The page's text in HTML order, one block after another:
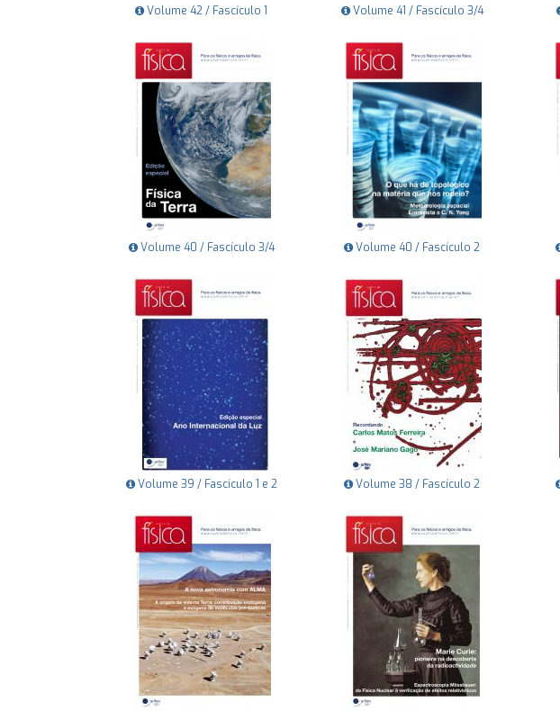
Volume 42 / Fascículo 1 Volume 41 / Fascículo 3/4
Volume 40 / Fascículo 3/4 Volume 40 / Fascículo 2
Volume 39 / Fascículo 1 e 2 Volume 38 / Fascículo 2